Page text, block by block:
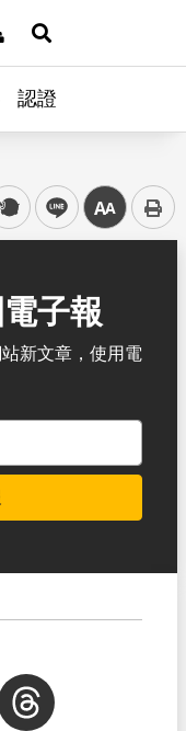
網站導覽展開搜尋
認證
line 中
子報
新文章，使用電